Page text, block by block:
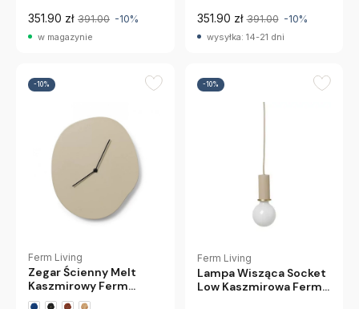
351.90 zł 391.00 -10%
w magazynie
351.90 zł 391.00 -10%
wysyłka: 14-21 dni
-10%
Ferm Living
Zegar Ścienny Melt
Kaszmirowy Ferm
Living
-10%
Ferm Living
Lampa Wisząca Socket
Low Kaszmirowa Ferm